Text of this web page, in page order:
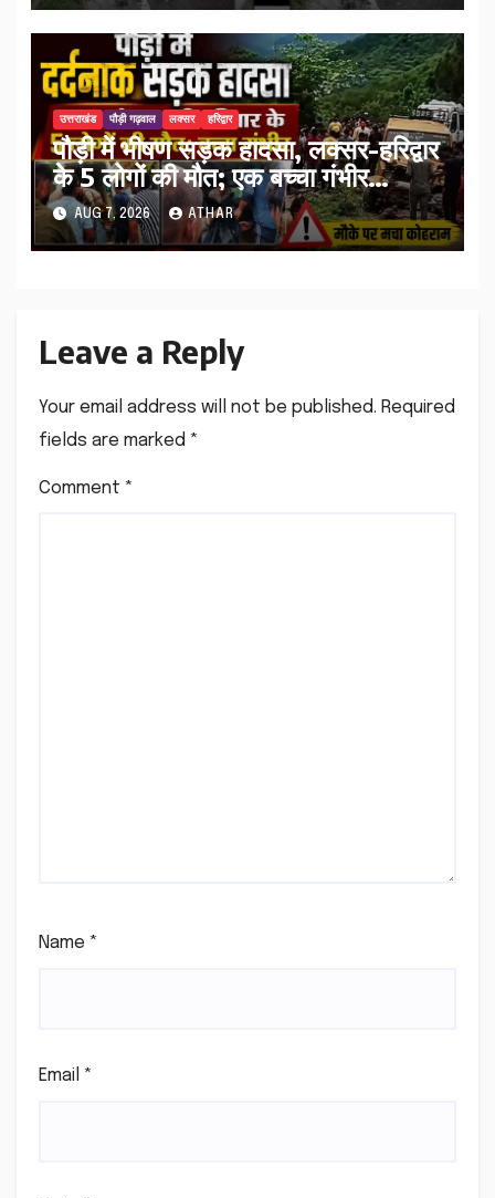
उत्तराखंड पौड़ी गढ़वाल लक्सर हरिद्वार
पौड़ी में भीषण सड़क हादसा, लक्सर-हरिद्वार
के 5 लोगों की मौत; एक बच्चा गंभीर
घायल…
AUG 7, 2026 ATHAR
Leave a Reply
Your email address will not be published. Required
fields are marked *
Comment *
Name *
Email *